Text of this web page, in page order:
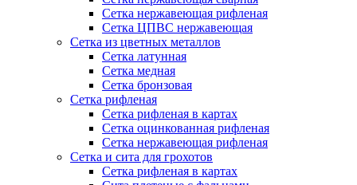
Сетка нержавеющая рифленая
Сетка ЦПВС нержавеющая
Сетка из цветных металлов
Сетка латунная
Сетка медная
Сетка бронзовая
Сетка рифленая
Сетка рифленая в картах
Сетка оцинкованная рифленая
Сетка нержавеющая рифленая
Сетка и сита для грохотов
Сетка рифленая в картах